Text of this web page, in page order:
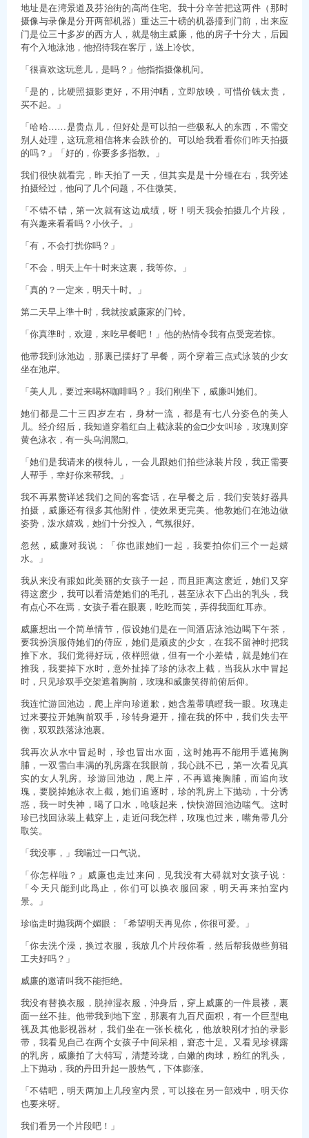
地址是在湾景道及芬治街的高尚住宅。我十分辛苦把这两件（那时
摄像与录像是分开两部机器）重达三十磅的机器擡到门前，出来应
门是位三十多岁的西方人，就是物主威廉，他的房子十分大，后园
有个入地泳池，他招待我在客厅，送上冷饮。
「很喜欢这玩意儿，是吗？」他指指摄像机问。
「是的，比硬照摄影更好，不用沖晒，立即放映，可惜价钱太贵，
买不起。」
「哈哈……是贵点儿，但好处是可以拍一些极私人的东西，不需交
别人处理，这玩意相信将来会跌价的。可以给我看看你们昨天拍摄
的吗？」「好的，你要多多指教。」
我们很快就看完，昨天拍了一天，但其实是是十分锺在右，我旁述
拍摄经过，他问了几个问题，不住微笑。
「不错不错，第一次就有这边成绩，呀！明天我会拍摄几个片段，
有兴趣来看看吗？小伙子。」
「有，不会打扰你吗？」
「不会，明天上午十时来这裏，我等你。」
「真的？一定来，明天十时。」
第二天早上準十时，我就按威廉家的门铃。
「你真準时，欢迎，来吃早餐吧！」他的热情令我有点受宠若惊。
他带我到泳池边，那裏已摆好了早餐，两个穿着三点式泳装的少女
坐在池岸。
「美人儿，要过来喝杯咖啡吗？」我们刚坐下，威廉叫她们。
她们都是二十三四岁左右，身材一流，都是有七八分姿色的美人
儿。经介绍后，我知道穿着红白上截泳装的金□少女叫珍，玫瑰则穿
黄色泳衣，有一头乌润黑□。
「她们是我请来的模特儿，一会儿跟她们拍些泳装片段，我正需要
人帮手，幸好你来帮我。」
我不再累赘详述我们之间的客套话，在早餐之后，我们安装好器具
拍摄，威廉还有很多其他附件，使效果更完美。他教她们在池边做
姿势，泼水嬉戏，她们十分投入，气氛很好。
忽然，威廉对我说：「你也跟她们一起，我要拍你们三个一起嬉
水。」
我从来没有跟如此美丽的女孩子一起，而且距离这麽近，她们又穿
得这麽少，我可以看清楚她们的毛孔，甚至泳衣下凸出的乳头，我
有点心不在焉，女孩子看在眼裏，吃吃而笑，弄得我面红耳赤。
威廉想出一个简单情节，假设她们是在一间酒店泳池边喝下午茶，
要我扮演服侍她们的侍应，她们是顽皮的少女，在我不留神时把我
推下水。我们觉得好玩，依样照做，但有一个小差错，就是她们在
推我，我要掉下水时，意外扯掉了珍的泳衣上截，当我从水中冒起
时，只见珍双手交架遮着胸前，玫瑰和威廉笑得前俯后仰。
我连忙游回池边，爬上岸向珍道歉，她含羞带嗔瞪我一眼。玫瑰走
过来要拉开她胸前双手，珍转身避开，撞在我的怀中，我们失去平
衡，双双跌落泳池裏。
我再次从水中冒起时，珍也冒出水面，这时她再不能用手遮掩胸
脯，一双雪白丰满的乳房露在我眼前，我心跳不已，第一次看见真
实的女人乳房。珍游回池边，爬上岸，不再遮掩胸脯，而追向玫
瑰，要脱掉她泳衣上截，她们追逐时，珍的乳房上下抛动，十分诱
惑，我一时失神，喝了口水，呛咳起来，快快游回池边喘气。这时
珍已找回泳装上截穿上，走近问我怎样，玫瑰也过来，嘴角带几分
取笑。
「我没事，」我喘过一口气说。
「你怎样啦？」威廉也走过来问，见我没有大碍就对女孩子说：
「今天只能到此爲止，你们可以换衣服回家，明天再来拍室内
景。」
珍临走时抛我两个媚眼：「希望明天再见你，你很可爱。」
「你去洗个澡，换过衣服，我放几个片段你看，然后帮我做些剪辑
工夫好吗？」
威廉的邀请叫我不能拒绝。
我没有替换衣服，脱掉湿衣服，沖身后，穿上威廉的一件晨褛，裏
面一丝不挂。他带我到地下室，那裏有九百尺面积，有一个巨型电
视及其他影视器材，我们坐在一张长梳化，他放映刚才拍的录影
带，我看见自己在两个女孩子中间呆相，窘态十足。又看见珍裸露
的乳房，威廉拍了大特写，清楚玲珑，白嫩的肉球，粉红的乳头，
上下抛动，我的丹田升起一股热气，下体膨涨。
「不错吧，明天两加上几段室内景，可以接在另一部戏中，明天你
也要来呀。
我们看另一个片段吧！」